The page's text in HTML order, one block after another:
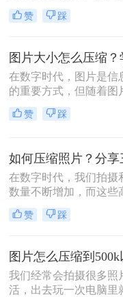
而，随着手机拍照功能
图片分辨率的不断提高
了不小的挑战。那么如
小呢？本文将为您介绍
的照片压缩方法，帮助
片大小，提高存储效率
到各大社交平台。
赞 踩
在数字时代，图片是信
的重要方式，但随着图
量的提升，其文件大小
给存储和传输带来了诸
片压缩方法。
赞 踩
在数字时代，我们拍摄
数量不断增加，而这些
往往占用大量的存储空
习如何压缩照片变得尤
节省存储空间，同时保
量。
赞 踩
我们经常会拍摄很多照
活，出去玩一次电脑里